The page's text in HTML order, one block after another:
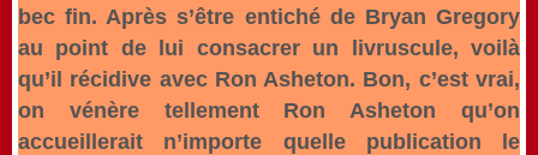
bec fin. Après s’être entiché de Bryan Gregory
au point de lui consacrer un livruscule, voilà
qu’il récidive avec Ron Asheton. Bon, c’est vrai,
on vénère tellement Ron Asheton qu’on
accueillerait n’importe quelle publication le